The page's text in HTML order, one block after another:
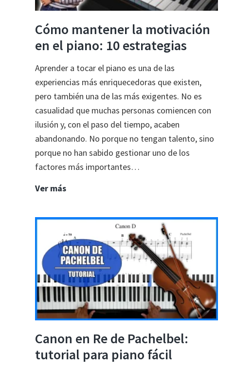
Cómo mantener la motivación
en el piano: 10 estrategias
Aprender a tocar el piano es una de las
experiencias más enriquecedoras que existen,
pero también una de las más exigentes. No es
casualidad que muchas personas comiencen con
ilusión y, con el paso del tiempo, acaben
abandonando. No porque no tengan talento, sino
porque no han sabido gestionar uno de los
factores más importantes…
Ver másCómo
la
en
el
piano:
10
estrategias
Canon en Re de Pachelbel:
tutorial para piano fácil